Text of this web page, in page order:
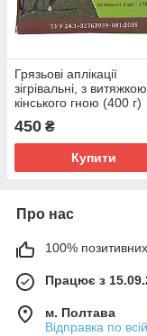
Грязьові аплікації
зігрівальні, з витяжкою
кінського гною (400 г)
450 ₴
Купити
Про нас
100% позитивних
Працює з
м. Полтава
Відправка по